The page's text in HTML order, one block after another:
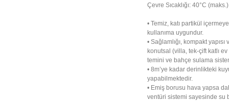
Çevre Sıcaklığı: 40°C (maks.)
• Temiz, katı partikül
kullanıma uygundur.
• Sağlamlığı, kompakt
konutsal (villa, tek-çift katlı
temini ve bahçe sulama
• 8m’ye kadar derinlikteki
yapabilmektedir.
• Emiş borusu hava yapsa
ventüri sistemi sayesinde su